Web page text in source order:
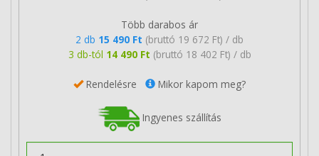
Több darabos ár
2 db 15 490 Ft (bruttó 19 672 Ft) / db
3 db-tól 14 490 Ft (bruttó 18 402 Ft) / db
Rendelésre Mikor kapom meg?
Ingyenes szállítás